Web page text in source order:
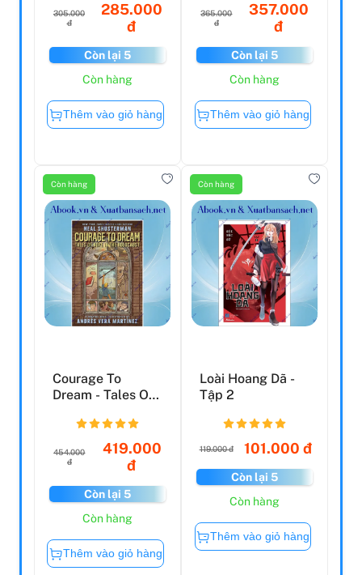
305.000
đ
285.000
đ
Còn lại 5
Còn hàng
Thêm vào giỏ hàng
365.000
đ
357.000
đ
Còn lại 5
Còn hàng
Thêm vào giỏ hàng
Còn hàng
Courage To
Dream - Tales Of
Holocaust
454.000
đ
419.000
đ
Còn lại 5
Còn hàng
Thêm vào giỏ hàng
Còn hàng
Loài Hoang Dã -
Tập 2
119.000 đ 101.000 đ
Còn lại 5
Còn hàng
Thêm vào giỏ hàng